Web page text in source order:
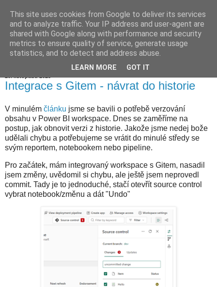
Jiří Neoral
Integrace s Gitem - návrat do historie
V minulém článku jsme se bavili o potřebě verzování
obsahu v Power BI workspace. Dnes se zaměříme na
postup, jak obnovit verzi z historie. Jakože jsme nedej bože
udělali chybu a potřebujeme se vrátit do minulé středy se
svým reportem, notebookem nebo pipeline.
Pro začátek, mám integrovaný workspace s Gitem, nasadil
jsem změny, uvědomil si chybu, ale ještě jsem neprovedl
commit. Tady je to jednoduché, stačí otevřít source control
vybrat notebook/změnu a dát "Undo"
This site uses cookies from Google to deliver its services
and to analyze traffic. Your IP address and user-agent are
shared with Google along with performance and security
metrics to ensure quality of service, generate usage
statistics, and to detect and address abuse.
LEARN MORE GOT IT